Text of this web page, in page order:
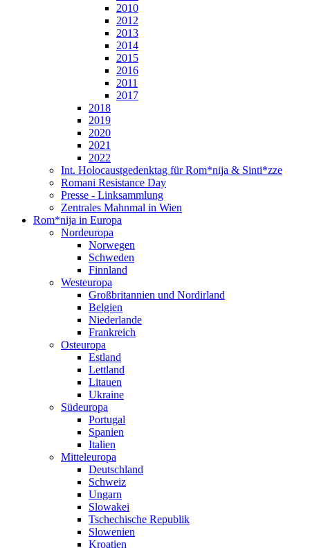
2010
2012
2013
2014
2015
2016
2011
2017
2018
2019
2020
2021
2022
Int. Holocaustgedenktag für Rom*nija & Sinti*zze
Romani Resistance Day
Presse - Linksammlung
Zentrales Mahnmal in Wien
Rom*nija in Europa
Nordeuropa
Norwegen
Schweden
Finnland
Westeuropa
Großbritannien und Nordirland
Belgien
Niederlande
Frankreich
Osteuropa
Estland
Lettland
Litauen
Ukraine
Südeuropa
Portugal
Spanien
Italien
Mitteleuropa
Deutschland
Schweiz
Ungarn
Slowakei
Tschechische Republik
Slowenien
Kroatien